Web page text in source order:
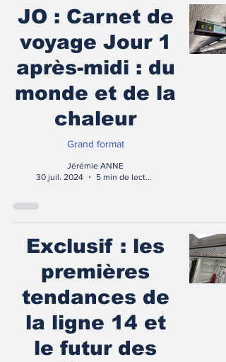
JO : Carnet de
voyage Jour 1
après-midi : du
monde et de la
chaleur
Grand format
Jérémie ANNE
30 juil. 2024
5 min de lecture
Exclusif : les
premières
tendances de
la ligne 14 et
le futur des